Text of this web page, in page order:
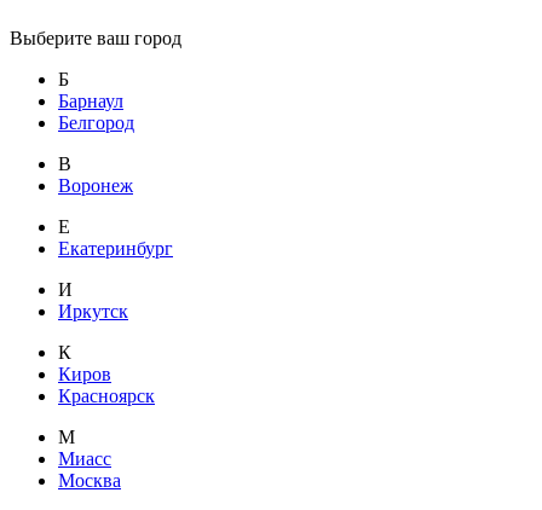
Выберите ваш город
Б
Барнаул
Белгород
В
Воронеж
Е
Екатеринбург
И
Иркутск
К
Киров
Красноярск
М
Миасс
Москва